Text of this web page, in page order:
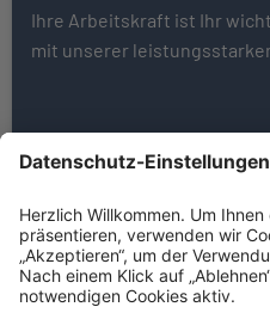
Ihre Arbeitskraft ist Ihr
mit unserer
Weiter zu Basisrente (Rürup)